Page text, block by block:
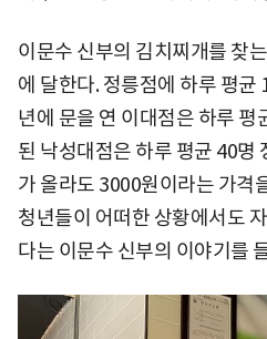
이문수 신부의 김치찌개를 찾
에 달한다. 정릉점에 하루 평
년에 문을 연 이대점은 하루 평
된 낙성대점은 하루 평균 40명
가 올라도 3000원이라는 가격
청년들이 어떠한 상황에서도
다는 이문수 신부의 이야기를